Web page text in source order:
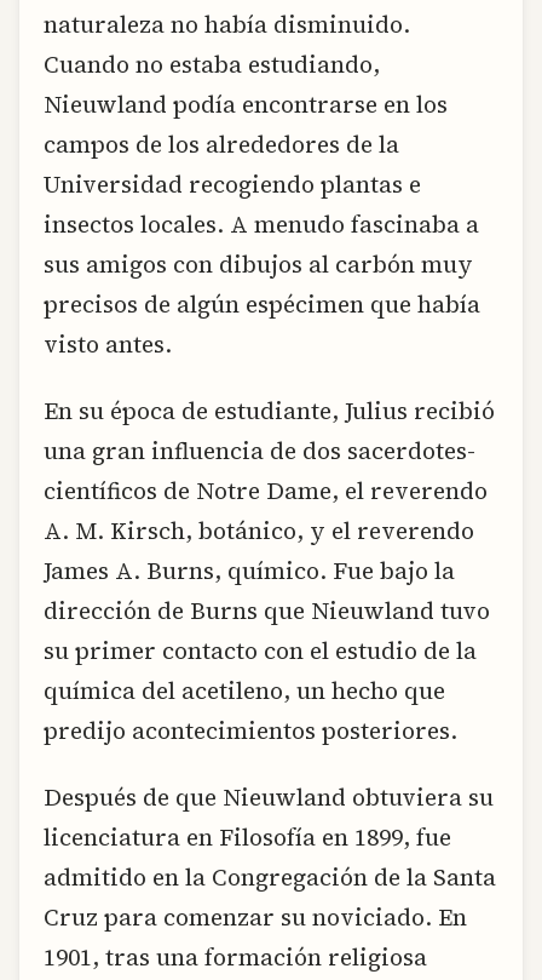
naturaleza no había disminuido.
Cuando no estaba estudiando,
Nieuwland podía encontrarse en los
campos de los alrededores de la
Universidad recogiendo plantas e
insectos locales. A menudo fascinaba a
sus amigos con dibujos al carbón muy
precisos de algún espécimen que había
visto antes.
En su época de estudiante, Julius recibió
una gran influencia de dos sacerdotes-
científicos de Notre Dame, el reverendo
A. M. Kirsch, botánico, y el reverendo
James A. Burns, químico. Fue bajo la
dirección de Burns que Nieuwland tuvo
su primer contacto con el estudio de la
química del acetileno, un hecho que
predijo acontecimientos posteriores.
Después de que Nieuwland obtuviera su
licenciatura en Filosofía en 1899, fue
admitido en la Congregación de la Santa
Cruz para comenzar su noviciado. En
1901, tras una formación religiosa